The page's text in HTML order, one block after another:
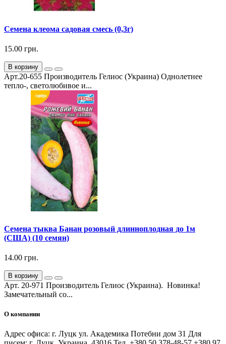
Семена клеома садовая смесь (0,3г)
15.00 грн.
В корзину
Арт.20-655 Производитель Гелиос (Украина) Однолетнее
тепло-, светолюбивое и...
Семена тыква Банан розовый длинноплодная до 1м
(США) (10 семян)
14.00 грн.
В корзину
Арт. 20-971 Производитель Гелиос (Украина). Новинка!
Замечательный со...
О компании
Адрес офиса: г. Луцк ул. Академика Потебни дом 31 Для